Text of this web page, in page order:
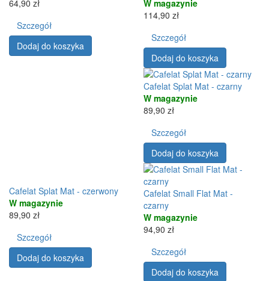
64,90 zł
Szczegół
Dodaj do koszyka
W magazynie
114,90 zł
Szczegół
Dodaj do koszyka
Cafelat Splat Mat - czerwony
W magazynie
89,90 zł
Szczegół
Dodaj do koszyka
Cafelat Splat Mat - czarny
W magazynie
89,90 zł
Szczegół
Dodaj do koszyka
Cafelat Small Flat Mat -
czarny
W magazynie
94,90 zł
Szczegół
Dodaj do koszyka